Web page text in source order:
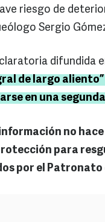
riesgo de
Sergio
difundida
de largo
en una
no
para
por el Patronato